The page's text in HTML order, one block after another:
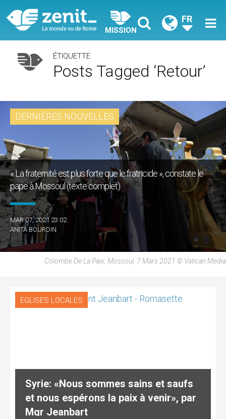
MISSION
FR
ÉTIQUETTE
Posts Tagged ‘retour’
DERNIÈRES NOUVELLES
« La fraternité est plus forte que le fratricide », constate le
pape à Mossoul (texte complet)
MAR 07, 2021 23:02
ANITA BOURDIN
Colombe De La Paix, Mossoul, 7 Mars 2021 © Vatican Media
EGLISES LOCALES
Syrie: «Nous sommes sains et saufs
et nous espérons la paix à venir», par
Mgr Jeanbart